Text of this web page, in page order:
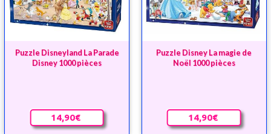
Puzzle Disneyland La Parade
Disney 1000 pièces
14,90€
Puzzle Disney La magie de
Noël 1000 pièces
14,90€